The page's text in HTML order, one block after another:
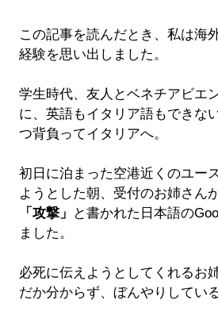
この記事を読んだとき、私は海
経験を思い出しました。
学生時代、友人とベネチアビエ
に、英語もイタリア語もできな
つ背負ってイタリアへ。
初日に泊まった空港近くのユー
ようとした朝、受付のお姉さん
「攻撃」
と書かれた日本語の
ました。
必死に伝えようとしてくれるお
だか分からず、ぼんやりしてい